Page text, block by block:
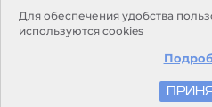
Беларусь
Для обеспечения удобства
используются cookies